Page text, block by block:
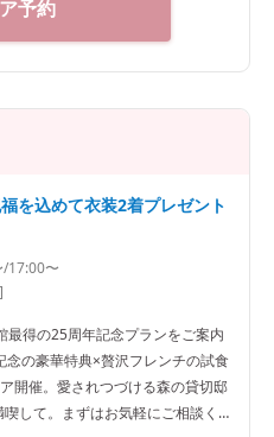
予約
込めて衣装2着プレゼント
17:00〜
最得の25周年記念プランをご案内
念の豪華特典×贅沢フレンチの試食
開催。愛されつづける森の貸切邸
して。まずはお気軽にご相談く